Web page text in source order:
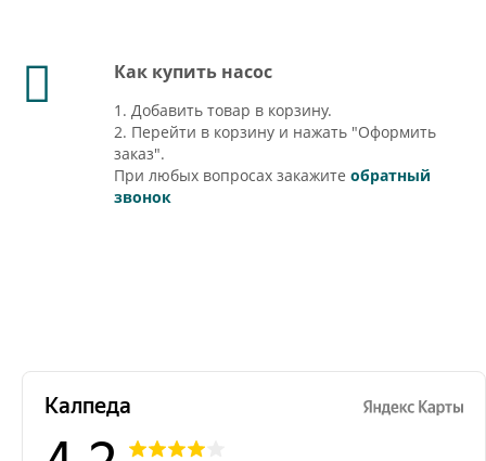
Как купить насос
1. Добавить товар в корзину.
2. Перейти в корзину и нажать "Оформить
заказ".
При любых вопросах закажите обратный
звонок